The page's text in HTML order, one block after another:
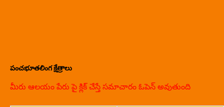
పంచభూతలింగ క్షేత్రాలు
మీరు ఆలయం పేరు పై క్లిక్ చేస్తే సమాచారం ఓపెన్ అవుతుంది